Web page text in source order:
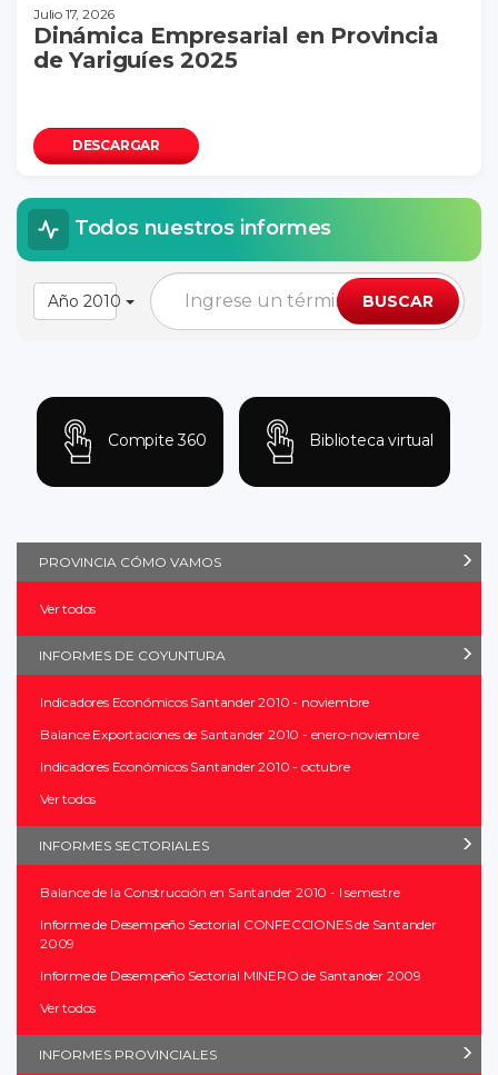
Julio 17, 2026
Dinámica Empresarial en Provincia
de Yariguíes 2025
DESCARGAR
Todos nuestros informes
Año 2010 BUSCAR
Compite 360 Biblioteca virtual
PROVINCIA CÓMO VAMOS
Ver todos
INFORMES DE COYUNTURA
Indicadores Económicos Santander 2010 - noviembre
Balance Exportaciones de Santander 2010 - enero-noviembre
Indicadores Económicos Santander 2010 - octubre
Ver todos
INFORMES SECTORIALES
Balance de la Construcción en Santander 2010 - I semestre
Informe de Desempeño Sectorial CONFECCIONES de Santander
2009
Informe de Desempeño Sectorial MINERO de Santander 2009
Ver todos
INFORMES PROVINCIALES